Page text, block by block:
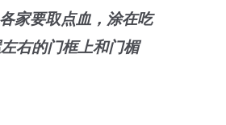
各家要取点血，涂在吃
右的门框上和门楣